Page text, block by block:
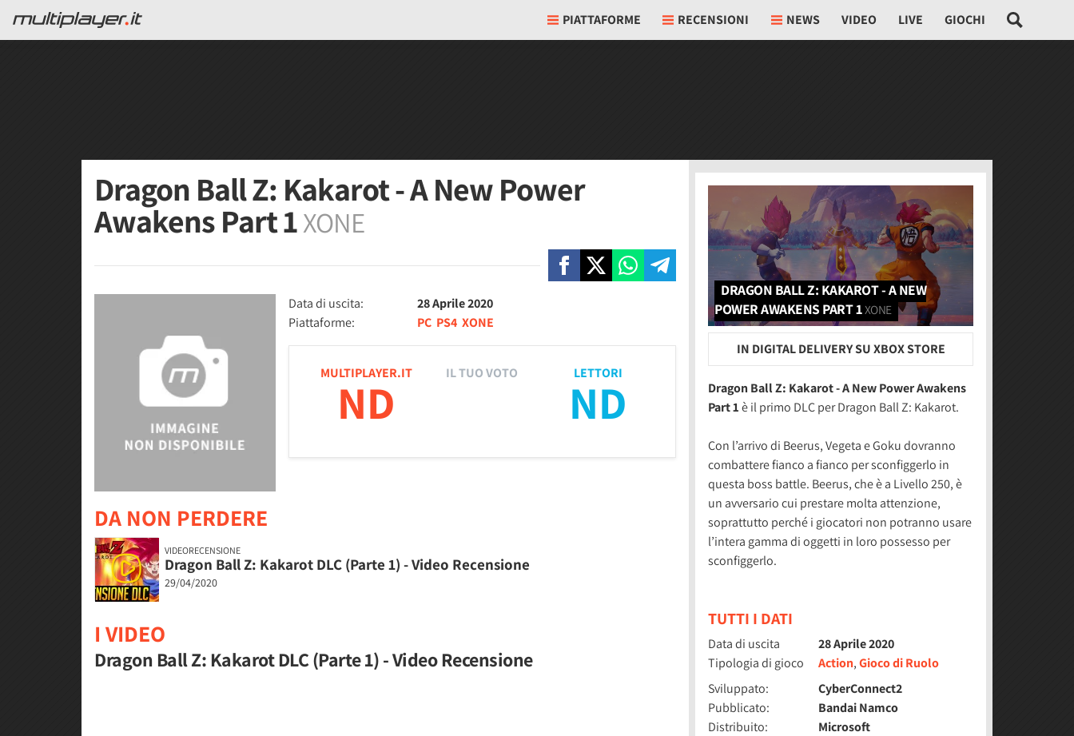
PIATTAFORME RECENSIONI NEWS VIDEO LIVE GIOCHI
Dragon Ball Z: Kakarot - A New Power
Awakens Part 1XONE
Data di uscita:
28 Aprile 2020
Piattaforme:
PC PS4 XONE
MULTIPLAYER.IT
ND
LETTORI
ND
IL TUO VOTO
DA NON PERDERE
VIDEORECENSIONE
Dragon Ball Z: Kakarot DLC (Parte 1) - Video Recensione
29/04/2020
I VIDEO
Dragon Ball Z: Kakarot DLC (Parte 1) - Video Recensione
DRAGON BALL Z: KAKAROT - A NEW
POWER AWAKENS PART 1XONE
IN DIGITAL DELIVERY SU XBOX STORE
Dragon Ball Z: Kakarot - A New Power Awakens
Part 1è il primo DLC per Dragon Ball Z: Kakarot.
Con l’arrivo di Beerus, Vegeta e Goku dovranno
combattere fianco a fianco per sconfiggerlo in
questa boss battle. Beerus, che è a Livello 250, è
un avversario cui prestare molta attenzione,
soprattutto perché i giocatori non potranno usare
l’intera gamma di oggetti in loro possesso per
sconfiggerlo.
TUTTI I DATI
Data di uscita
28 Aprile 2020
Tipologia di gioco
Action,Gioco di Ruolo
Sviluppato:
CyberConnect2
Pubblicato:
Bandai Namco
Distribuito:
Microsoft